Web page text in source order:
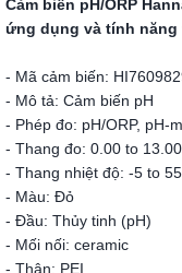
Cảm biến pH/ORP
ứng dụng và tính
- Mã cảm biến:
- Mô tả: Cảm biến pH
- Phép đo: pH/ORP, pH-
- Thang đo: 0.00 to
- Thang nhiệt độ: -5 to
- Màu: Đỏ
- Đầu: Thủy tinh (pH)
- Mối nối: ceramic
- Thân: PEI